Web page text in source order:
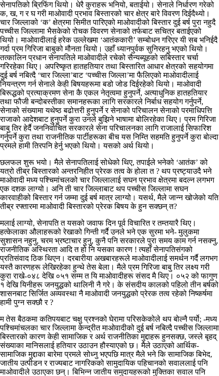
सेनापतिको ब्रिफिंग थियो। धेरै कुराहरू भनियो, बताईयो। सेनाले निर्धारण गरेको
क, ख, ग र घ गरी माओवादी प्रभाव बिस्तारको चार क्षेत्र बारे विवरण दिईदैथ्यो।
चार जिल्लाको ‘क’ क्षेत्रमा सिमीत पारिएको माओवादीको बिस्तार दुई बर्ष पुरा नहुदै
पच्चीस जिल्लामा भैसकेको रोचक विवरण सेनाको तर्फबाट सचित्र बताईएको
थियो। माओवादीलाई हरेक उल्लेखमा ‘आतंककारी’ सम्बोधन गरिएर यी सब भनिईदै
गर्दा प्रम गिरिजा बाबुको मौनता थियो। उहाँ ध्यानपुर्वक सुनिरहनु भएको थियो।
तत्कालिन प्रधान सेनापतिले माओवादीले रचेको सैन्यब्यूहको सबिस्तार चर्चा
गरिरहेका थिए। अपरिष्कृत हातहतियार तथा बिस्तारित आधार क्षेत्रको सहयोगमा
दुई बर्ष नबित्दै ‘चार जिल्ला’बाट ‘पच्चीस जिल्ला’मा फैलिएको माओवादीलाई
नियन्त्रण गर्न सेनाले केही बिषयहरूमा बडो जोड दिईरहेको थियो। माओवादी
बिरूद्धको प्रत्याक्रमण सेना कै एकल नेतृत्वमा हुनुपर्ने, अत्याधुनिक हातहतियार
तथा फौजी बन्दोबस्तीका समानहरूका लागि सरकारले निर्बाध सहयोग गर्नुपर्ने,
सेनाको संख्यामा यथेष्ठ बढोत्तरी हुनुपर्ने र सेनाको परिचालन सेनाको परमाधिपत्ति
राजाको आदेशबाट हुनुपर्ने कुरा उनले बुझिने भाषामा बोलिरहेका थिए। प्रम गिरिजा
बाबु तिर हेर्दै जननिर्वाचित सरकारले सेना परिचालनका लागि राजालाई सिफारिश
गर्नुपर्ने कुरा तथा राजनीतिक पार्टीहरूका बीच यस निम्ति सहमति हुनुपर्ने कुरा बोल्दा
प्रमले हामी तिरपनि हेर्नु भएको थियो। यसको अर्थ थियो।
छलफल शुरू भयो। मैले सेनापतिलाई सोधेको थिए, तपाईले भनेको ‘आतंक’ को
यत्रो तीब्र बिस्तारको अन्तरनिहीत प्रेरक तत्व के होला त ? थप प्रष्ट्याउदै भने
माओवादी मध्य पश्चिमांचलको चार जिल्लालाई सघन प्रभाव क्षेत्रमा बदल्न लगभग
एक दशक लाग्यो। अनि ती चार जिल्लाबाट थप पच्चीस जिल्लामा सघन
कारवाहीको बिस्तार गर्न जम्मा दुई बर्ष मात्र लाग्यो। यसर्थ, मैले जान्न खोजेको यति
तीब्र रफ्तारमा माओवादी बिस्तारको प्रेरक बिषय के हुन सक्छन् त?
मलाई लाग्यो, सेनापति त यसको जवाफ दिन पूर्व विचारित र तम्तयारै थिए।
हत्केलाका औलाहरूको रेखाको गिन्ती गर्दै उनले भने एक सुरमा भने- मुलुकमा
सुशासन नहुनु, चरम भ्रष्टाचार हुनु, कुनै पनि सरकारले पुरा समय काम गर्न नसक्नु,
राजनीतिक अस्थिरता आदि त हो नि यसका कारण ! त्यहाँ सेनापतिसंगको
प्रतिसंवाद ठिक थिएन। दरबारीया अखबारहरूले माओवादीलाई समर्थन गर्दै लगभग
यस्तै कारणहरू लेखिरहेका हुन्थे तेस बेला। मैले प्रम गिरिजा बाबु तिर लक्ष्य गरी
कुरा राखे-०४८ देखि ०५१ सम्म त यि माओवादीहरू संसद मै थिए। ०५२ को फागुण
१ देखि यिनीहरू जनयुद्धको थालिनी नै गरे। के संसदीय कालको पहिलो तीन बर्षको
शासनबाट सिर्जित अव्यवस्था नै माओवादी जनयुद्धको प्रेरक तत्व रहेको निष्कर्षमा
हामी पुग्न सक्छौ र ?
म तेस बैठकमा कतिपयबाट चक्षु प्रश्नको घेरामा परिसकेकोले थप बोल्नै पर्यो; -मध्य
पश्चिमांचलका चार जिल्लामा केन्द्रीत माओवादीको दुई बर्ष नबित्दै पच्चीस जिल्लामा
बिस्तारको कारण केही सामाजिक र अर्थ राजनीतिका मुद्दाहरू हुनसक्छ, जस्ले बृहद्
संख्याका मानिसलाई हतियार उठाउन हौस्याएको छ। मैले उठाएको आर्थिक-
सामाजिक मुद्दाका बारेमा प्रमले सोध्नु भएपछि मात्र मैले भने कि सामाजिक बिभेद,
जातीय उत्पीडन र राज्यबाट नागरिकको सामुदायिक पहिचानको सवाललाई पनि
माओवादीले उठाएका छन्। बिभिन्न जातीय समुदायहरूको मुक्तिका सवाल पनि